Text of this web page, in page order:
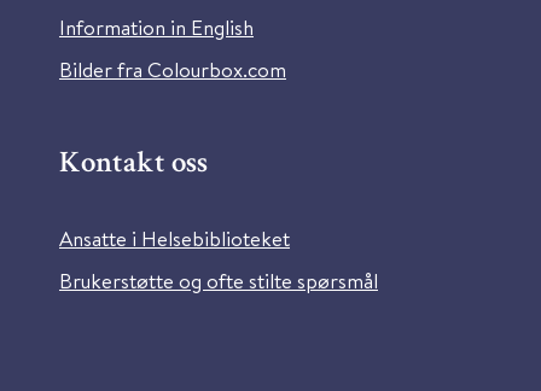
Information in English
Bilder fra Colourbox.com
Kontakt oss
Ansatte i Helsebiblioteket
Brukerstøtte og ofte stilte spørsmål